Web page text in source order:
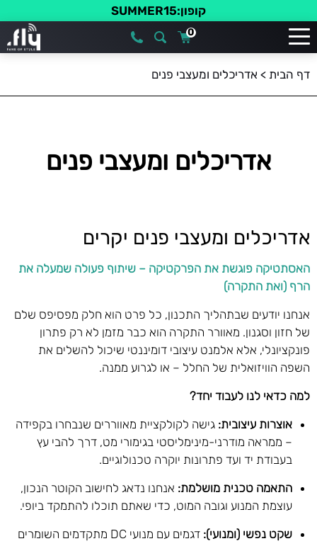
קופון:SUMMER15
0
דף הבית > אדריכלים ומעצבי פנים
אדריכלים ומעצבי פנים
אדריכלים ומעצבי פנים יקרים
האסתטיקה פוגשת את הפרקטיקה – שיתוף פעולה שמעלה את
הרף (ואת התקרה)
אנחנו יודעים שבתהליך התכנון, כל פרט הוא חלק מפסיפס שלם
של חזון וסגנון. מאוורר התקרה הוא כבר מזמן לא רק פתרון
פונקציונלי, אלא אלמנט עיצובי דומיננטי שיכול להשלים את
השפה הוויזואלית של החלל – או לגרוע ממנה.
למה כדאי לנו לעבוד יחד?
אוצרות עיצובית: גישה לקולקציית מאווררים שנבחרו בקפידה
– ממראה מודרני-מינימליסטי בגימורי מט, דרך להבי עץ
בעבודת יד ועד פתרונות יוקרה טכנולוגיים.
התאמה טכנית מושלמת: אנחנו נדאג לחישוב הקוטר הנכון,
עוצמת המנוע וגובה המוט, כדי שאתם תוכלו להתמקד ביופי.
שקט נפשי (ומנועי):
דגמים עם מנועי DC מתקדמים השומרים